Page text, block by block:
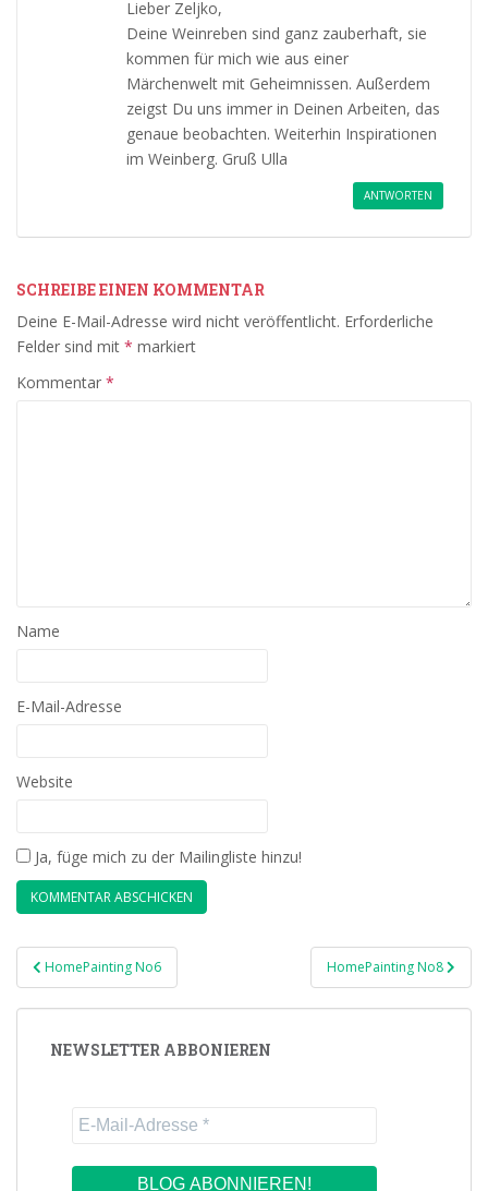
Lieber Zeljko,
Deine Weinreben sind ganz zauberhaft, sie
kommen für mich wie aus einer
Märchenwelt mit Geheimnissen. Außerdem
zeigst Du uns immer in Deinen Arbeiten, das
genaue beobachten. Weiterhin Inspirationen
im Weinberg. Gruß Ulla
ANTWORTEN
SCHREIBE EINEN KOMMENTAR
Deine E-Mail-Adresse wird nicht veröffentlicht. Erforderliche
Felder sind mit * markiert
Kommentar *
Name
E-Mail-Adresse
Website
Ja, füge mich zu der Mailingliste hinzu!
Beitragsnavigation
HomePainting No6 HomePainting No8
NEWSLETTER ABBONIEREN